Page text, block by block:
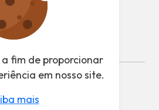
4512-7847
CTI - Coordenadoria de
a fim de proporcionar
em nosso site.
mais